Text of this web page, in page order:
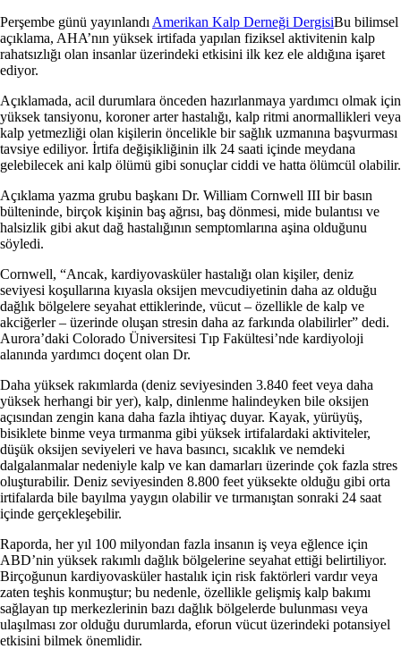
Perşembe günü yayınlandı Amerikan Kalp Derneği DergisiBu bilimsel
açıklama, AHA’nın yüksek irtifada yapılan fiziksel aktivitenin kalp
rahatsızlığı olan insanlar üzerindeki etkisini ilk kez ele aldığına işaret
ediyor.
Açıklamada, acil durumlara önceden hazırlanmaya yardımcı olmak için
yüksek tansiyonu, koroner arter hastalığı, kalp ritmi anormallikleri veya
kalp yetmezliği olan kişilerin öncelikle bir sağlık uzmanına başvurması
tavsiye ediliyor. İrtifa değişikliğinin ilk 24 saati içinde meydana
gelebilecek ani kalp ölümü gibi sonuçlar ciddi ve hatta ölümcül olabilir.
Açıklama yazma grubu başkanı Dr. William Cornwell III bir basın
bülteninde, birçok kişinin baş ağrısı, baş dönmesi, mide bulantısı ve
halsizlik gibi akut dağ hastalığının semptomlarına aşina olduğunu
söyledi.
Cornwell, “Ancak, kardiyovasküler hastalığı olan kişiler, deniz
seviyesi koşullarına kıyasla oksijen mevcudiyetinin daha az olduğu
dağlık bölgelere seyahat ettiklerinde, vücut – özellikle de kalp ve
akciğerler – üzerinde oluşan stresin daha az farkında olabilirler” dedi.
Aurora’daki Colorado Üniversitesi Tıp Fakültesi’nde kardiyoloji
alanında yardımcı doçent olan Dr.
Daha yüksek rakımlarda (deniz seviyesinden 3.840 feet veya daha
yüksek herhangi bir yer), kalp, dinlenme halindeyken bile oksijen
açısından zengin kana daha fazla ihtiyaç duyar. Kayak, yürüyüş,
bisiklete binme veya tırmanma gibi yüksek irtifalardaki aktiviteler,
düşük oksijen seviyeleri ve hava basıncı, sıcaklık ve nemdeki
dalgalanmalar nedeniyle kalp ve kan damarları üzerinde çok fazla stres
oluşturabilir. Deniz seviyesinden 8.800 feet yüksekte olduğu gibi orta
irtifalarda bile bayılma yaygın olabilir ve tırmanıştan sonraki 24 saat
içinde gerçekleşebilir.
Raporda, her yıl 100 milyondan fazla insanın iş veya eğlence için
ABD’nin yüksek rakımlı dağlık bölgelerine seyahat ettiği belirtiliyor.
Birçoğunun kardiyovasküler hastalık için risk faktörleri vardır veya
zaten teşhis konmuştur; bu nedenle, özellikle gelişmiş kalp bakımı
sağlayan tıp merkezlerinin bazı dağlık bölgelerde bulunması veya
ulaşılması zor olduğu durumlarda, eforun vücut üzerindeki potansiyel
etkisini bilmek önemlidir.